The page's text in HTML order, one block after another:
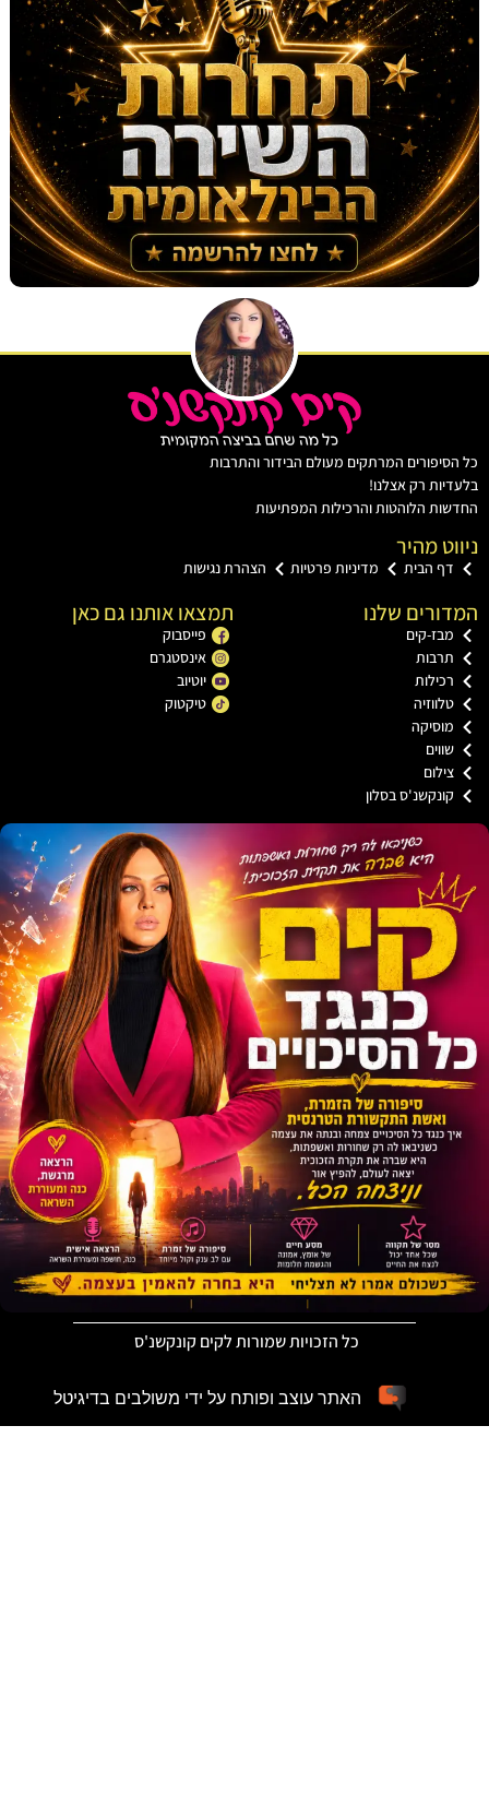
המרתקים מעולם הבידור והתרבות
רק אצלנו!
הלוהטות והרכילות המפתיעות
מהיר
הבית מדיניות פרטיות הצהרת נגישות
שלנו
קים
בסלון
תמצאו אותנו גם כאן
פייסבוק
אינסטגרם
יוטיוב
טיקטוק
כל הזכויות שמורות לקים קונקשנ'ס
האתר עוצב ופותח על ידי משולבים בדיגיטל